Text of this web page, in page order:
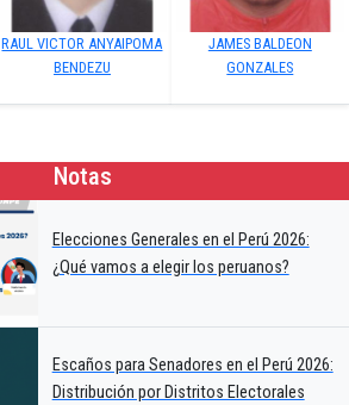
RAUL VICTOR ANYAIPOMA
BENDEZU
JAMES BALDEON
GONZALES
Notas
Elecciones Generales en el Perú 2026:
¿Qué vamos a elegir los peruanos?
Escaños para Senadores en el Perú 2026:
Distribución por Distritos Electorales